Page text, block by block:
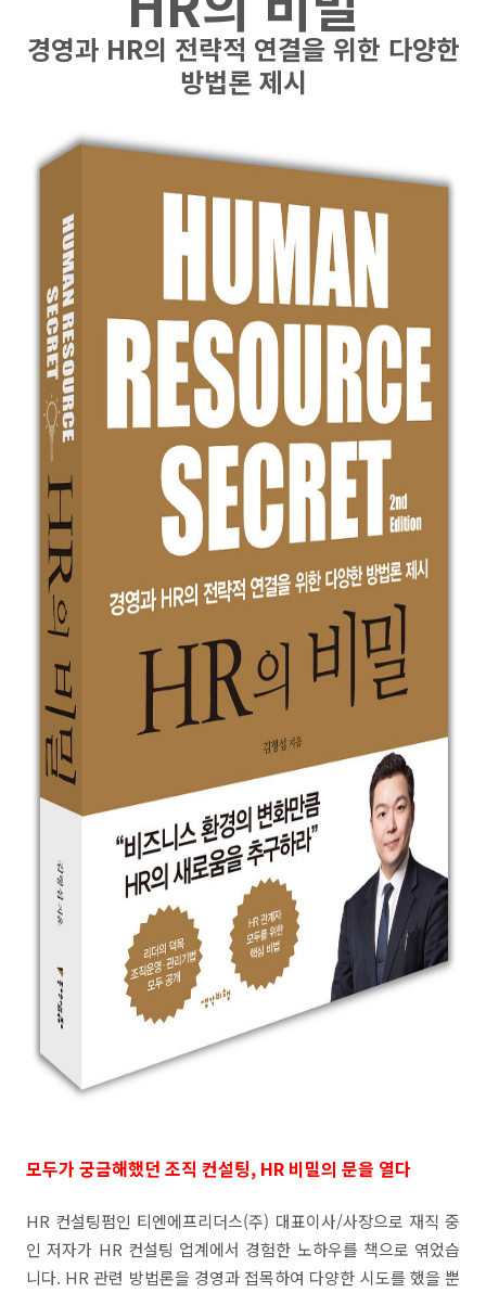
경영과 HR의 전략적 연결을 위한 다양한
방법론 제시
모두가 궁금해했던 조직 컨설팅, HR 비밀의 문을 열다
HR 컨설팅펌인 티엔에프리더스(주) 대표이사/사장으로 재직 중
인 저자가 HR 컨설팅 업계에서 경험한 노하우를 책으로 엮었습
니다. HR 관련 방법론을 경영과 접목하여 다양한 시도를 했을 뿐